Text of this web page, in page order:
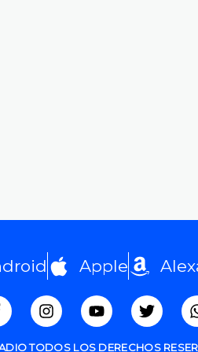
Apple
TODOS LOS DERECHOS